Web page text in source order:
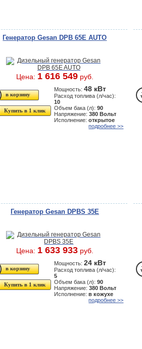
Генератор Gesan DPB 65E AUTO
Цена: 1 616 549руб.
Купить в 1 клик
Мощность:48 кВт
Расход топлива (л/час):
10
Объем бака (л):90
Напряжение:380 Вольт
Исполнение:открытое
подробнее >>
Генератор Gesan DPBS 35E
Цена: 1 633 933руб.
Купить в 1 клик
Мощность:24 кВт
Расход топлива (л/час):
5
Объем бака (л):90
Напряжение:380 Вольт
Исполнение:в кожухе
подробнее >>